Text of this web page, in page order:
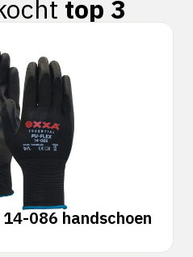
top 3
14-086 handschoen